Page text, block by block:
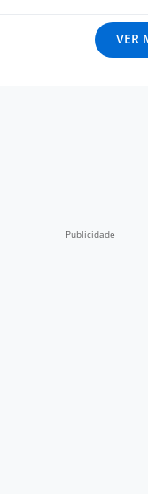
VER